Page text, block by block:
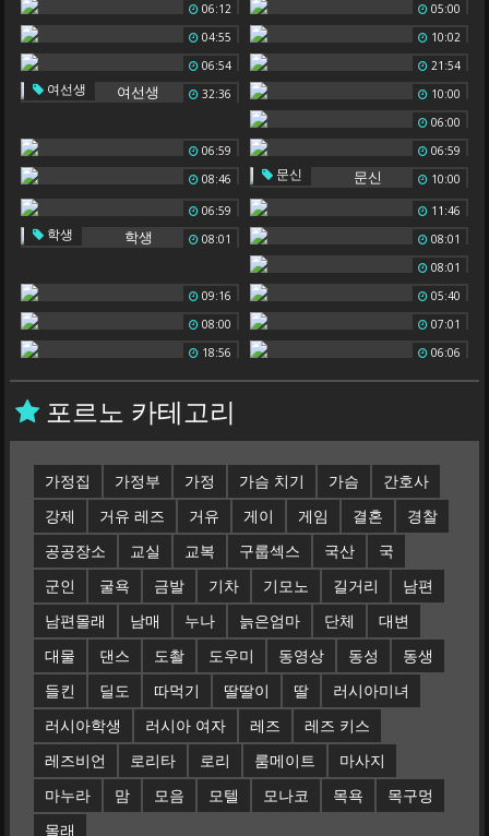
06:12
05:00
04:55
10:02
06:54
21:54
32:36
여선생
10:00
06:00
06:59
06:59
08:46
10:00
문신
06:59
11:46
08:01
학생
08:01
08:01
09:16
05:40
08:00
07:01
18:56
06:06
포르노 카테고리
가정집 가정부 가정 가슴 치기 가슴
간호사
강제
거유 레즈 거유 게이 게임 결혼
경찰
공공장소
교실 교복 구룹섹스 국산
국
군인
굴욕 금발 기차 기모노 길거리
남편
남편몰래
남매 누나 늙은엄마 단체
대변
대물
댄스 도촬 도우미 동영상 동성
동생
들킨
딜도 따먹기 딸딸이 딸
러시아미녀
러시아학생
러시아 여자 레즈
레즈 키스
레즈비언
로리타 로리 룸메이트
마사지
마누라
맘 모음 모텔 모나코 목욕
목구멍
몰래